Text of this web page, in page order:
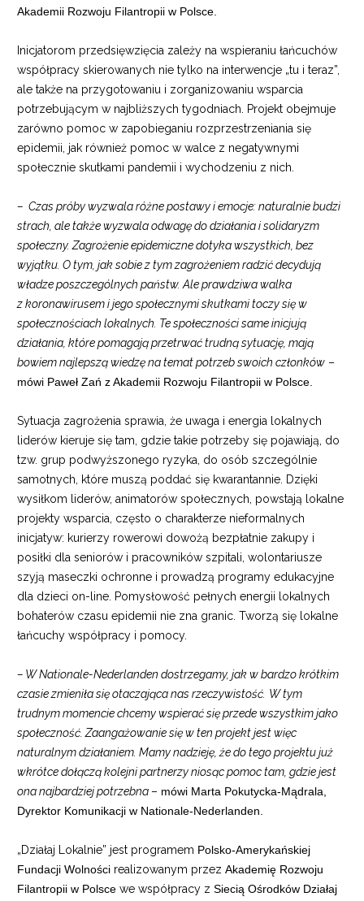
Akademii Rozwoju Filantropii w Polsce.
Inicjatorom przedsięwzięcia zależy na wspieraniu łańcuchów
współpracy skierowanych nie tylko na interwencje „tu i teraz”,
ale także na przygotowaniu i zorganizowaniu wsparcia
potrzebującym w najbliższych tygodniach. Projekt obejmuje
zarówno pomoc w zapobieganiu rozprzestrzeniania się
epidemii, jak również pomoc w walce z negatywnymi
społecznie skutkami pandemii i wychodzeniu z nich.
– Czas próby wyzwala różne postawy i emocje: naturalnie budzi
strach, ale także wyzwala odwagę do działania i solidaryzm
społeczny. Zagrożenie epidemiczne dotyka wszystkich, bez
wyjątku. O tym, jak sobie z tym zagrożeniem radzić decydują
władze poszczególnych państw. Ale prawdziwa walka
z koronawirusem i jego społecznymi skutkami toczy się w
społecznościach lokalnych. Te społeczności same inicjują
działania, które pomagają przetrwać trudną sytuację, mają
bowiem najlepszą wiedzę na temat potrzeb swoich członków –
mówi Paweł Zań z Akademii Rozwoju Filantropii w Polsce.
Sytuacja zagrożenia sprawia, że uwaga i energia lokalnych
liderów kieruje się tam, gdzie takie potrzeby się pojawiają, do
tzw. grup podwyższonego ryzyka, do osób szczególnie
samotnych, które muszą poddać się kwarantannie. Dzięki
wysiłkom liderów, animatorów społecznych, powstają lokalne
projekty wsparcia, często o charakterze nieformalnych
inicjatyw: kurierzy rowerowi dowożą bezpłatnie zakupy i
posiłki dla seniorów i pracowników szpitali, wolontariusze
szyją maseczki ochronne i prowadzą programy edukacyjne
dla dzieci on-line. Pomysłowość pełnych energii lokalnych
bohaterów czasu epidemii nie zna granic. Tworzą się lokalne
łańcuchy współpracy i pomocy.
– W Nationale-Nederlanden dostrzegamy, jak w bardzo krótkim
czasie zmieniła się otaczająca nas rzeczywistość. W tym
trudnym momencie chcemy wspierać się przede wszystkim jako
społeczność. Zaangażowanie się w ten projekt jest więc
naturalnym działaniem. Mamy nadzieję, że do tego projektu już
wkrótce dołączą kolejni partnerzy niosąc pomoc tam, gdzie jest
ona najbardziej potrzebna – mówi Marta Pokutycka-Mądrala,
Dyrektor Komunikacji w Nationale-Nederlanden.
„Działaj Lokalnie” jest programem Polsko-Amerykańskiej
Fundacji Wolności realizowanym przez Akademię Rozwoju
Filantropii w Polsce we współpracy z Siecią Ośrodków Działaj